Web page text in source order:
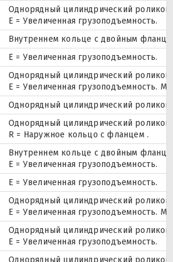
Однорядный цилиндрический
Е = Увеличенная грузоподъемность.
Внутреннем кольце с двойным
Е = Увеличенная грузоподъемность.
Однорядный цилиндрический
E = Увеличенная грузоподъемность.
Однорядный цилиндрический
Однорядный цилиндрический
R = Наружное кольцо с фланцем .
Внутреннем кольце с двойным
Е = Увеличенная грузоподъемность.
Е = Увеличенная грузоподъемность.
Однорядный цилиндрический
E = Увеличенная грузоподъемность.
Однорядный цилиндрический
Е = Увеличенная грузоподъемность.
Однорядный цилиндрический